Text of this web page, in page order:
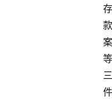
存
款
案
等
三
件